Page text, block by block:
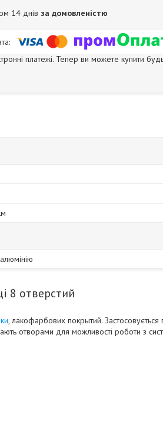
14 днів за домовленістю
платежі. Тепер ви можете купити
8 отверстий
, лакофарбових покрытий.
отворами для можливості роботи з